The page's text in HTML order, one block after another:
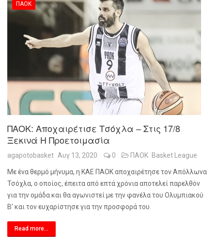
ΠΑΟΚ
ΠΑΟΚ: Αποχαιρέτισε Τσόχλα – Στις 17/8
Ξεκινά Η Προετοιμασία
agapotobasket Αυγ 13, 2020 0 ΠΑΟΚ Basket League
Με ένα θερμό μήνυμα, η ΚΑΕ ΠΑΟΚ αποχαιρέτησε τον Απόλλωνα
Τσόχλα, ο οποίος, έπειτα από επτά χρόνια αποτελεί παρελθόν
για την ομάδα και θα αγωνιστεί με την φανέλα του Ολυμπιακού
Β’ και τον ευχαρίστησε για την προσφορά του.
Read more...